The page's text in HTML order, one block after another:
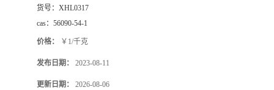
货号： XHL0317
cas： 56090-54-1
价格： ￥1/千克
发布日期： 2023-08-11
更新日期： 2026-08-06